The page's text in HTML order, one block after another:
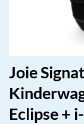
Joie
Eclipse +